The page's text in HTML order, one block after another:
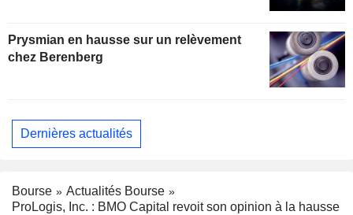
Prysmian en hausse sur un relèvement
chez Berenberg
Dernières actualités
Bourse
Actualités Bourse
ProLogis, Inc. : BMO Capital revoit son opinion à la hausse